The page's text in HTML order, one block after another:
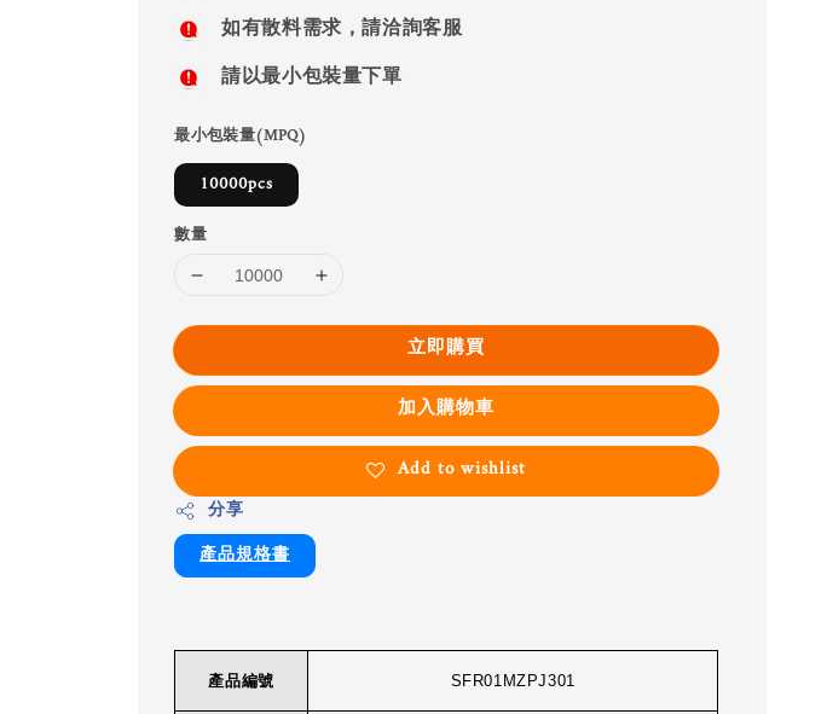
如有散料需求，請洽詢客服
請以最小包裝量下單
最小包裝量(MPQ)
10000pcs
數量
立即購買
加入購物車
Add to wishlist
分享
產品規格書
產品編號 SFR01MZPJ301